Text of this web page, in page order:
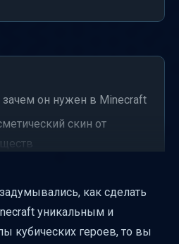
зачем он нужен в Minecraft
скин от
в Minecraft на разных
в Java-версии Minecraft —
как сделать
уникальным и
кубических героев, то вы